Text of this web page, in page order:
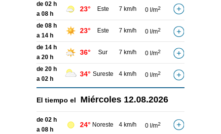
de 02 h
a 08 h
23° Este 7 km/h 0 l/m2
de 08 h
a 14 h
23° Este 7 km/h 0 l/m2
de 14 h
a 20 h
36° Sur 7 km/h 0 l/m2
de 20 h
a 02 h
34° Sureste 4 km/h 0 l/m2
El tiempo el Miércoles 12.08.2026
de 02 h
a 08 h
24° Noreste 4 km/h 0 l/m2